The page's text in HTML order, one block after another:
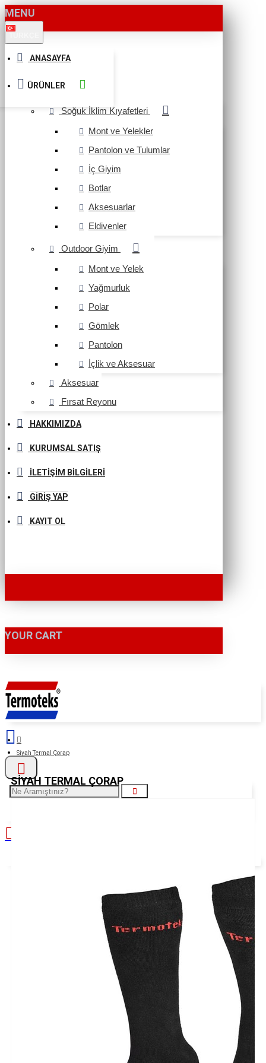
MENU
ANASAYFA
ÜRÜNLER
Soğuk İklim Kıyafetleri
Mont ve Yelekler
Pantolon ve Tulumlar
İç Giyim
Botlar
Aksesuarlar
Eldivenler
Outdoor Giyim
Mont ve Yelek
Yağmurluk
Polar
Gömlek
Pantolon
İçlik ve Aksesuar
Aksesuar
Fırsat Reyonu
HAKKIMIZDA
KURUMSAL SATIŞ
İLETIŞIM BILGILERI
GIRIŞ YAP
KAYIT OL
YOUR CART
Siyah Termal Çorap
SIYAH TERMAL ÇORAP